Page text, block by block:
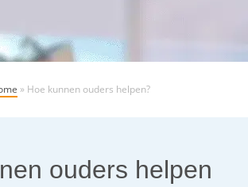
» Hoe kunnen ouders helpen?
ouders helpen